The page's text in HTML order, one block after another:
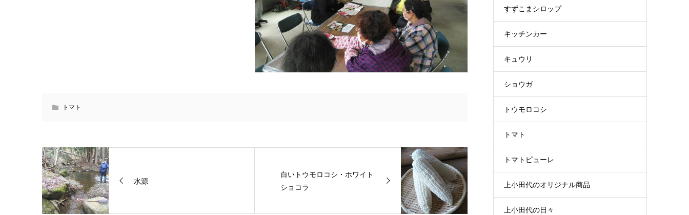
トマト
水源
白いトウモロコシ・ホワイト
ショコラ
すずこまシロップ
キッチンカー
キュウリ
ショウガ
トウモロコシ
トマト
トマトピューレ
上小田代のオリジナル商品
上小田代の日々